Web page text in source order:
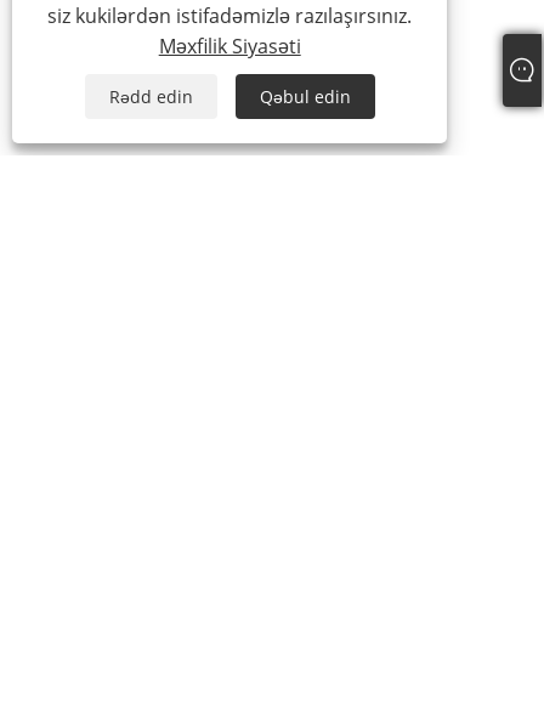
siz kukilərdən istifadəmizlə razılaşırsınız.
Məxfilik Siyasəti
Rədd edin Qəbul edin